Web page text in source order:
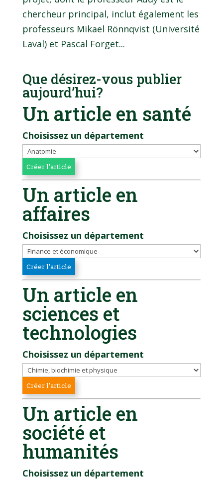
chercheur principal, inclut également les
professeurs Mikael Rönnqvist (Université
Laval) et Pascal Forget...
Que désirez-vous publier
aujourd’hui?
Un article en santé
Choisissez un département
Un article en
affaires
Choisissez un département
Un article en
sciences et
technologies
Choisissez un département
Un article en
société et
humanités
Choisissez un département